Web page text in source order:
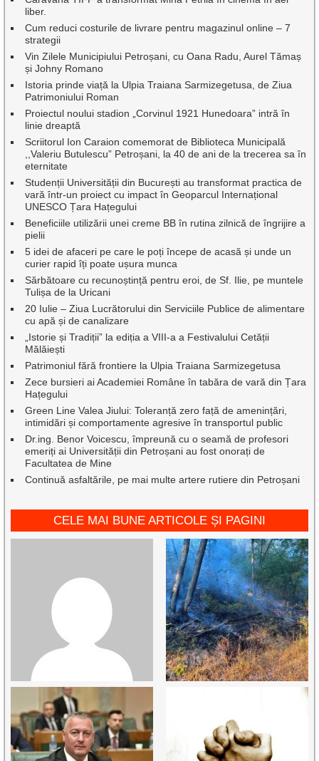
liber.
Cum reduci costurile de livrare pentru magazinul online – 7
strategii
Vin Zilele Municipiului Petroșani, cu Oana Radu, Aurel Tămaș
și Johny Romano
Istoria prinde viață la Ulpia Traiana Sarmizegetusa, de Ziua
Patrimoniului Roman
Proiectul noului stadion „Corvinul 1921 Hunedoara” intră în
linie dreaptă
Scriitorul Ion Caraion comemorat de Biblioteca Municipală
,,Valeriu Butulescu” Petroșani, la 40 de ani de la trecerea sa în
eternitate
Studenții Universității din București au transformat practica de
vară într-un proiect cu impact în Geoparcul Internațional
UNESCO Țara Hațegului
Beneficiile utilizării unei creme BB în rutina zilnică de îngrijire a
pielii
5 idei de afaceri pe care le poți începe de acasă și unde un
curier rapid îți poate ușura munca
Sărbătoare cu recunoștință pentru eroi, de Sf. Ilie, pe muntele
Tulișa de la Uricani
20 Iulie – Ziua Lucrătorului din Serviciile Publice de alimentare
cu apă și de canalizare
„Istorie și Tradiții” la ediția a VIII-a a Festivalului Cetății
Mălăiești
Patrimoniul fără frontiere la Ulpia Traiana Sarmizegetusa
Zece bursieri ai Academiei Române în tabăra de vară din Țara
Hațegului
Green Line Valea Jiului: Toleranță zero față de amenințări,
intimidări și comportamente agresive în transportul public
Dr.ing. Benor Voicescu, împreună cu o seamă de profesori
emeriți ai Universității din Petroșani au fost onorați de
Facultatea de Mine
Continuă asfaltările, pe mai multe artere rutiere din Petroșani
CELE MAI BUNE ARTICOLE ȘI PAGINI